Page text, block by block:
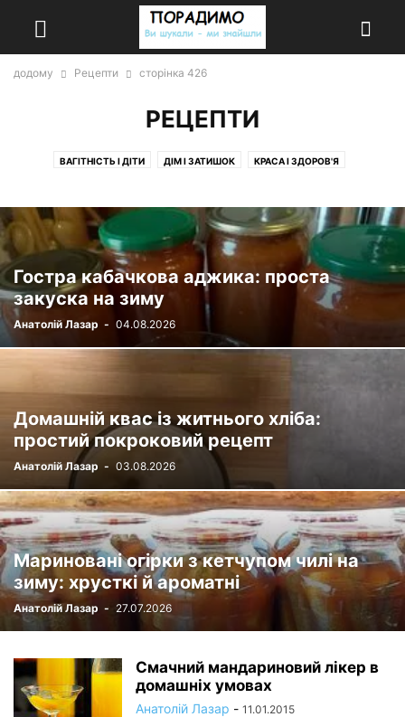
додому Рецепти сторінка 426
РЕЦЕПТИ
ВАГІТНІСТЬ І ДІТИ ДІМ І ЗАТИШОК КРАСА І ЗДОРОВ'Я
РІЗНІ ЦІКАВИНКИ РОСЛИНИ САД І ГОРОД СІМ'Я ТА СТОСУНКИ
ТВАРИНИ ТЕХНІКА ТА КОМП'ЮТЕРИ
Гостра кабачкова аджика: проста
закуска на зиму
Анатолій Лазар - 04.08.2026
Домашній квас із житнього хліба:
простий покроковий рецепт
Анатолій Лазар - 03.08.2026
Мариновані огірки з кетчупом чилі на
зиму: хрусткі й ароматні
Анатолій Лазар - 27.07.2026
Смачний мандариновий лікер в
домашніх умовах
Анатолій Лазар - 11.01.2015